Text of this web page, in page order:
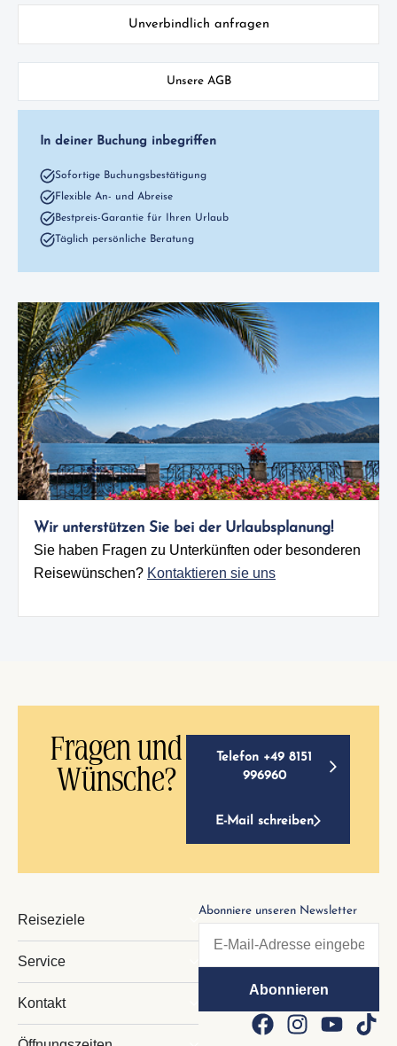
Unverbindlich anfragen
Unsere AGB
In deiner Buchung inbegriffen
Sofortige Buchungsbestätigung
Flexible An- und Abreise
Bestpreis-Garantie für Ihren Urlaub
Täglich persönliche Beratung
Wir unterstützen Sie bei der Urlaubsplanung!
Sie haben Fragen zu Unterkünften oder besonderen
Reisewünschen? Kontaktieren sie uns
Fragen und
Wünsche?
Telefon +49 8151
996960
E-Mail schreiben
Reiseziele
Service
Kontakt
Abonniere unseren Newsletter